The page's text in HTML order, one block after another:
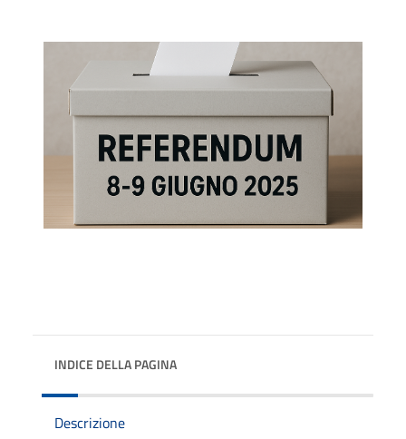
INDICE DELLA PAGINA
Descrizione